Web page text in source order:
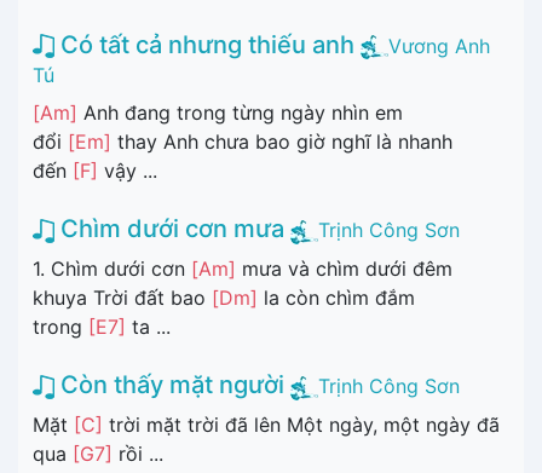
Có tất cả nhưng thiếu anh
Vương Anh
Tú
[Am] Anh đang trong từng ngày nhìn em
đổi [Em] thay Anh chưa bao giờ nghĩ là nhanh
đến [F] vậy ...
Chìm dưới cơn mưa
Trịnh Công Sơn
1. Chìm dưới cơn [Am] mưa và chìm dưới đêm
khuya Trời đất bao [Dm] la còn chìm đắm
trong [E7] ta ...
Còn thấy mặt người
Trịnh Công Sơn
Mặt [C] trời mặt trời đã lên Một ngày, một ngày đã
qua [G7] rồi ...